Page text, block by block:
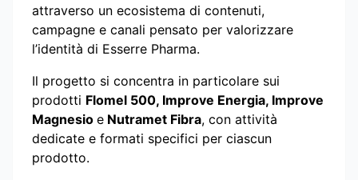
attraverso un ecosistema di contenuti,
campagne e canali pensato per valorizzare
l’identità di Esserre Pharma.
Il progetto si concentra in particolare sui
prodotti Flomel 500, Improve Energia, Improve
Magnesio e Nutramet Fibra, con attività
dedicate e formati specifici per ciascun
prodotto.